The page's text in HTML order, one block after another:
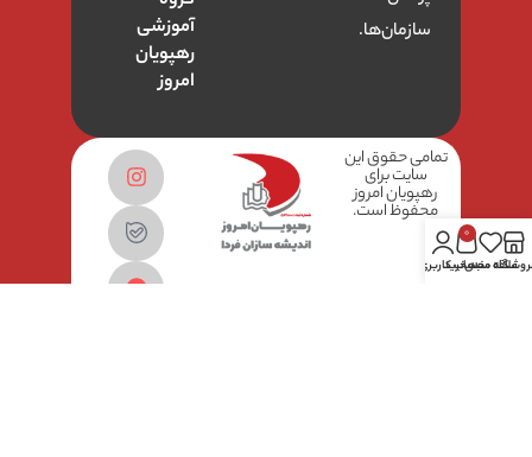
سازمان‌ها.
آموزشی
رهپویان
امروز
تمامی حقوق این
سایت برای
رهپویان امروز
محفوظ است.
علاقه مندی
0
سبد خرید
حساب کاربری من